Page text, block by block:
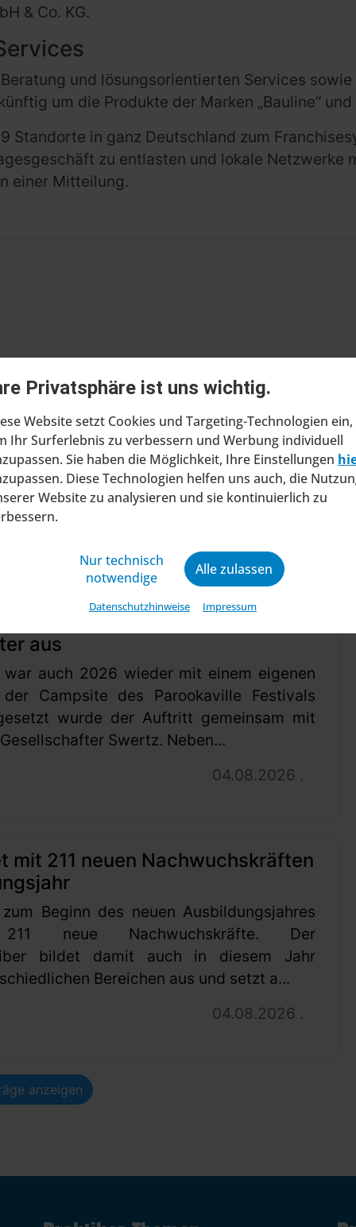
Privatsphäre ist uns wichtig.
Website setzt Cookies und Targeting-Technologien ein,
Ihr Surferlebnis zu verbessern und Werbung individuell
Sie haben die Möglichkeit, Ihre Einstellungen
Diese Technologien helfen uns auch, die
Website zu analysieren und sie kontinuierlich zu
Nur technisch
notwendige
Alle zulassen
Datenschutzhinweise Impressum
& Co. KG.
und lösungsorientierten Services
um die Produkte der Marken „Bauline“
Standorte in ganz Deutschland zum
zu entlasten und lokale Netzwerke
einer Mitteilung.
Insolvenzverfahren in
beim Amtsgericht Stuttgart einen Antrag
eines Insolvenzverfahrens in
gestellt. Mit diesem Schritt will das
wirtschaftliche Zukunft sic...
baut DIY-Store auf Parookaville
aus
war auch 2026 wieder mit einem eigenen
Campsite des Parookaville Festivals
wurde der Auftritt gemeinsam mit
Swertz. Neben...
04.08.2026 .
mit 211 neuen Nachwuchskräften
Beginn des neuen Ausbildungsjahres
211 neue Nachwuchskräfte. Der
bildet damit auch in diesem Jahr
Bereichen aus und setzt a...
04.08.2026 .
anzeigen